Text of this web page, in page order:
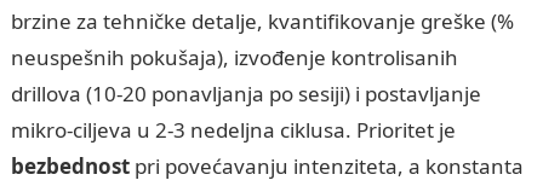
brzine za tehničke detalje, kvantifikovanje greške (%
neuspešnih pokušaja), izvođenje kontrolisanih
drillova (10-20 ponavljanja po sesiji) i postavljanje
mikro-ciljeva u 2-3 nedeljna ciklusa. Prioritet je
bezbednostpri povećavanju intenziteta, a konstanta